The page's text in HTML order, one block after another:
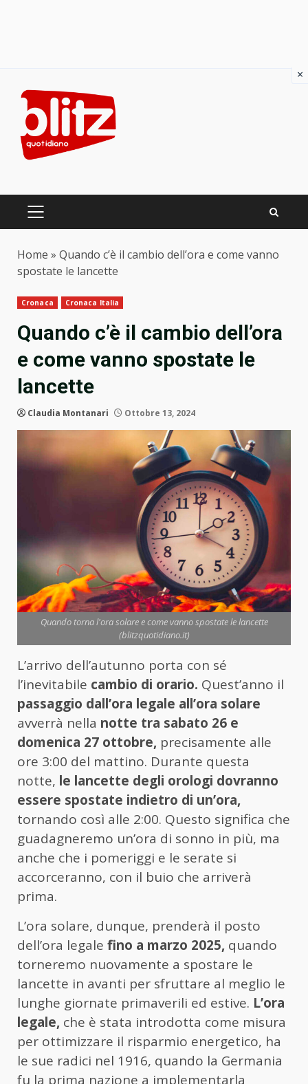
content
PRIMARY
Home » Quando c’è il cambio dell’ora e come vanno
spostate le lancette
Cronaca Cronaca Italia
Quando c’è il cambio dell’ora
e come vanno spostate le
lancette
Claudia Montanari Ottobre 13, 2024
Quando torna l'ora solare e come vanno spostate le lancette
(blitzquotidiano.it)
L’arrivo dell’autunno porta con sé
l’inevitabile cambio di orario. Quest’anno il
passaggio dall’ora legale all’ora solare
avverrà nella notte tra sabato 26 e
domenica 27 ottobre, precisamente alle
ore 3:00 del mattino. Durante questa
notte, le lancette degli orologi dovranno
essere spostate indietro di un’ora,
tornando così alle 2:00. Questo significa che
guadagneremo un’ora di sonno in più, ma
anche che i pomeriggi e le serate si
accorceranno, con il buio che arriverà
prima.
L’ora solare, dunque, prenderà il posto
dell’ora legale fino a marzo 2025, quando
torneremo nuovamente a spostare le
lancette in avanti per sfruttare al meglio le
lunghe giornate primaverili ed estive. L’ora
legale, che è stata introdotta come misura
per ottimizzare il risparmio energetico, ha
le sue radici nel 1916, quando la Germania
fu la prima nazione a implementarla
×